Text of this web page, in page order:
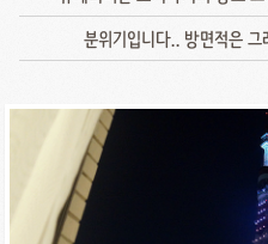
분위기입니다.. 방면적은